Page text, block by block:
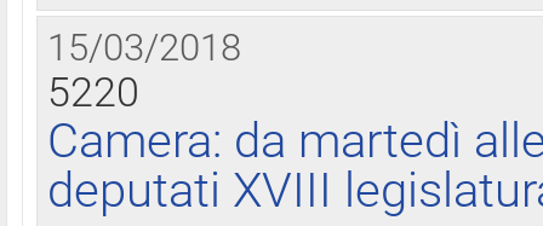
15/03/2018
5220
Camera: da martedì
deputati XVIII